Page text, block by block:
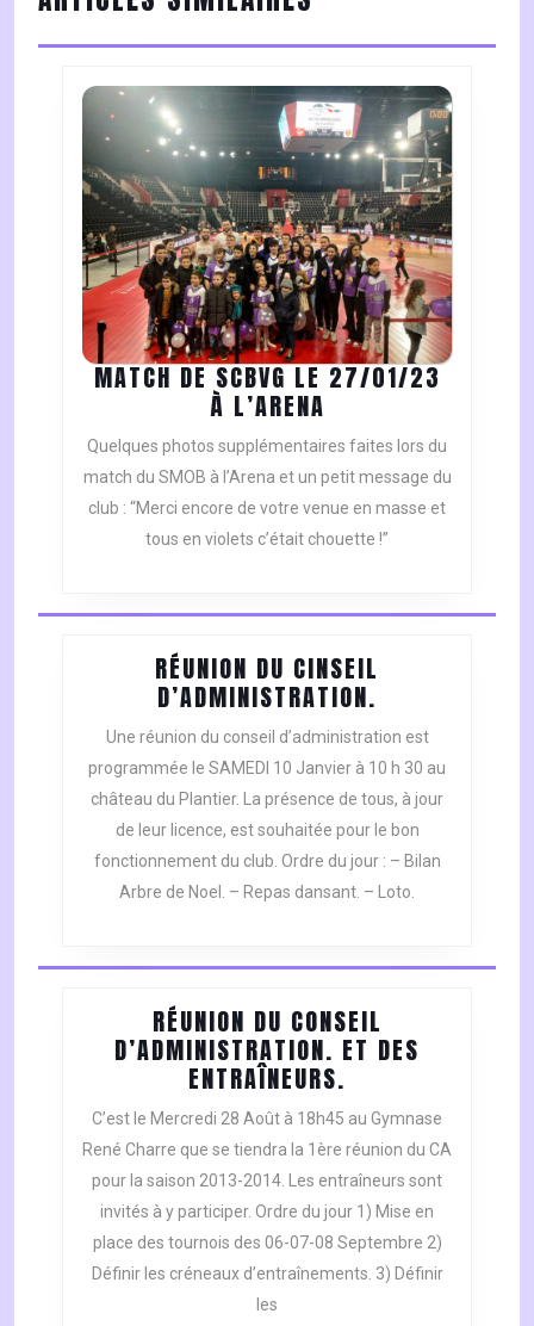
post:
post:
MATCH DE SCBVG LE 27/01/23
À L’ARENA
DE
SCBVG
LE
27/01/23
À
Quelques photos supplémentaires faites lors du
match du SMOB à l’Arena et un petit message du
club : “Merci encore de votre venue en masse et
tous en violets c’était chouette !”
RÉUNION DU CINSEIL
D’ADMINISTRATION.
DU
CINSEIL
Une réunion du conseil d’administration est
programmée le SAMEDI 10 Janvier à 10 h 30 au
château du Plantier. La présence de tous, à jour
de leur licence, est souhaitée pour le bon
fonctionnement du club. Ordre du jour : – Bilan
Arbre de Noel. – Repas dansant. – Loto.
RÉUNION DU CONSEIL
D’ADMINISTRATION. ET DES
ENTRAÎNEURS.
DU
CONSEIL
ET
DES
ENTRAÎNEURS.
C’est le Mercredi 28 Août à 18h45 au Gymnase
René Charre que se tiendra la 1ère réunion du CA
pour la saison 2013-2014. Les entraîneurs sont
invités à y participer. Ordre du jour 1) Mise en
place des tournois des 06-07-08 Septembre 2)
Définir les créneaux d’entraînements. 3) Définir
les